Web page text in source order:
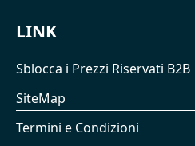
LINK
Sblocca i Prezzi Riservati B2B
SiteMap
Termini e Condizioni